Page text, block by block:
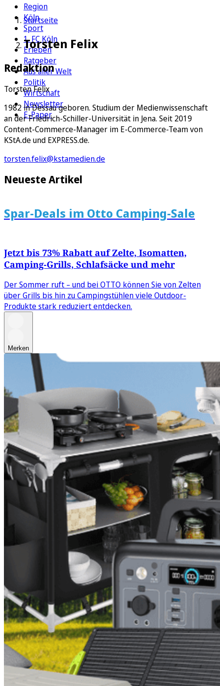
Region
Köln
Sport
1. FC Köln
Erleben
Ratgeber
Aus aller Welt
Politik
Wirtschaft
Newsletter
E-Paper
Startseite
Torsten Felix
Redaktion
Torsten Felix
1982 in Dessau geboren. Studium der Medienwissenschaft
an der Friedrich-Schiller-Universität in Jena. Seit 2019
Content-Commerce-Manager im E-Commerce-Team von
KStA.de und EXPRESS.de.
torsten.felix@kstamedien.de
Neueste Artikel
Spar-Deals im Otto Camping-Sale
Jetzt bis 73% Rabatt auf Zelte, Isomatten,
Camping-Grills, Schlafsäcke und mehr
Der Sommer ruft – und bei OTTO können Sie von Zelten
über Grills bis hin zu Campingstühlen viele Outdoor-
Produkte stark reduziert entdecken.
Merken